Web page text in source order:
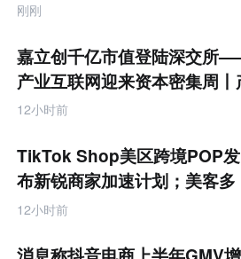
刚刚
嘉立创千亿市值登陆深交所
产业互联网迎来资本密集周丨
业互联网周报
12小时前
TikTok Shop美区跨境POP发
布新锐商家加速计划；美客多
Q2营收同增50%丨跨境电商周
12小时前